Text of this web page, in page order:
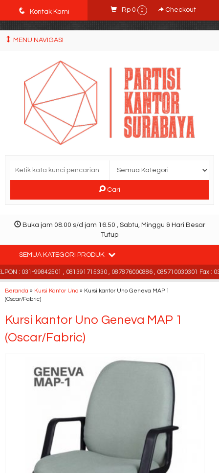
POWgW_CidIRh4HWyBRJVVZyqc0CP9mpkA8eE65rpyX0" />
q Kontak Kami Rp 0 0 Checkout
MENU NAVIGASI
Cari
Buka jam 08.00 s/d jam 16.50 , Sabtu, Minggu & Hari Besar
Tutup
SEMUA KATEGORI PRODUK
: 031-99842501 , 081391715330 , 087876000886 , 085710030301 Fax :
Beranda » Kursi Kantor Uno » Kursi kantor Uno Geneva MAP 1
(Oscar/Fabric)
Kursi kantor Uno Geneva MAP 1
(Oscar/Fabric)